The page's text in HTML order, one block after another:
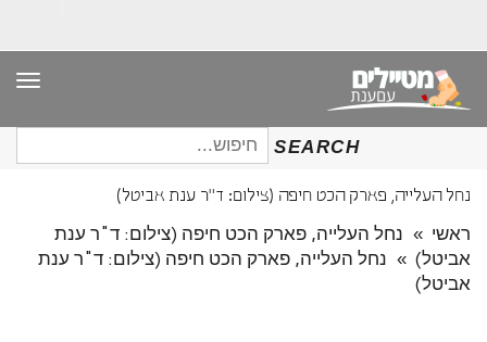
SEARCH
חיפוש
עבור:
נחל העלייה, פארק הכט חיפה (צילום: ד"ר ענת אביטל)
ראשי » נחל העלייה, פארק הכט חיפה (צילום: ד"ר ענת
אביטל) » נחל העלייה, פארק הכט חיפה (צילום: ד"ר ענת
אביטל)